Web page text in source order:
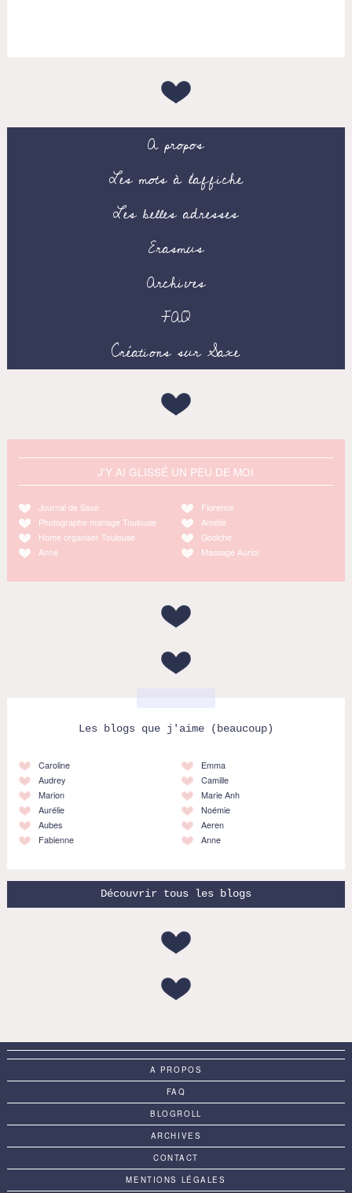
A propos
Les mots à l’affiche
Les belles adresses
Erasmus
Archives
FAQ
Créations sur Saxe
J'Y AI GLISSÉ UN PEU DE MOI
Journal de Saxe
Photographe mariage Toulouse
Home organiser Toulouse
Anne
Florence
Amélie
Godiche
Massage Auriol
Les blogs que j'aime (beaucoup)
Caroline
Audrey
Marion
Aurélie
Aubes
Fabienne
Emma
Camille
Marie Anh
Noémie
Aeren
Anne
Découvrir tous les blogs
A PROPOS
FAQ
BLOGROLL
ARCHIVES
CONTACT
MENTIONS LÉGALES